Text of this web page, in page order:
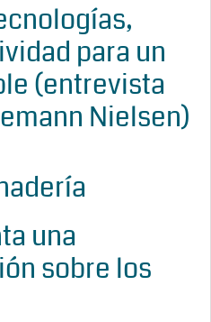
para un
(entrevista
Nielsen)
una
sobre los